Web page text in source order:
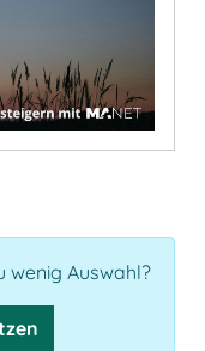
wenig Auswahl?